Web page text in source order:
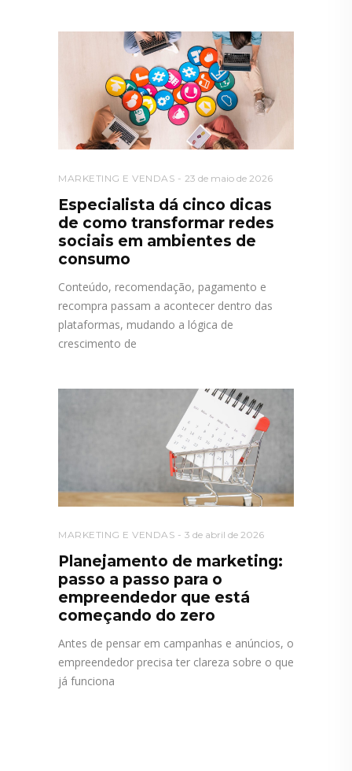
MARKETING E VENDAS 23 de maio de 2026
Especialista dá cinco dicas
de como transformar redes
sociais em ambientes de
consumo
Conteúdo, recomendação, pagamento e
recompra passam a acontecer dentro das
plataformas, mudando a lógica de
crescimento de
MARKETING E VENDAS 3 de abril de 2026
Planejamento de marketing:
passo a passo para o
empreendedor que está
começando do zero
Antes de pensar em campanhas e anúncios, o
empreendedor precisa ter clareza sobre o que
já funciona